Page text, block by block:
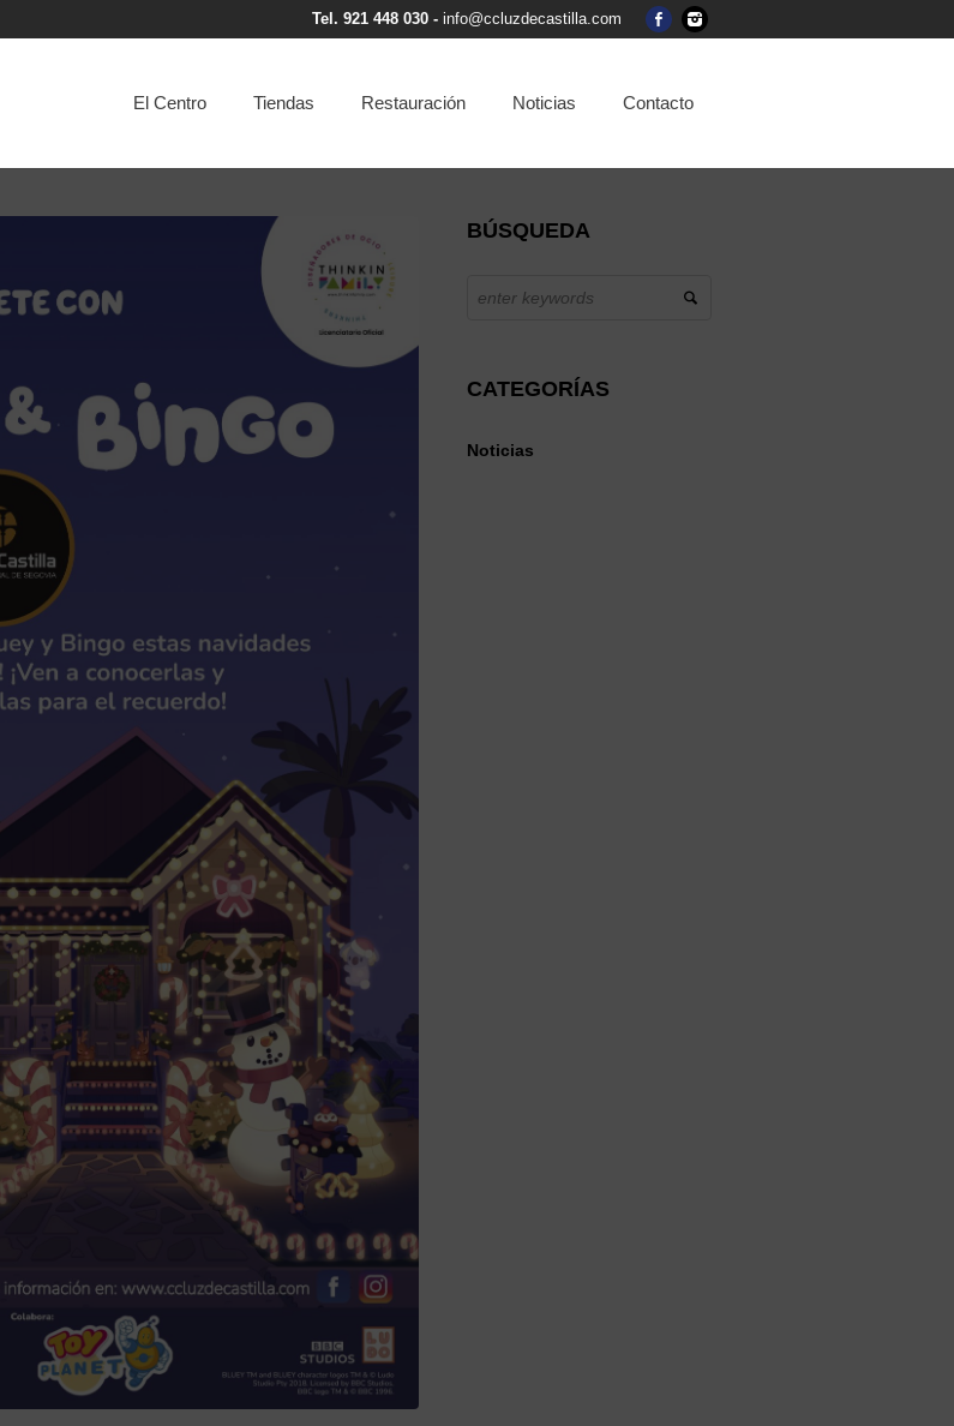
Tel. 921 448 030 - info@ccluzdecastilla.com
El Centro Tiendas Restauración Noticias Contacto
BÚSQUEDA
CATEGORÍAS
Noticias